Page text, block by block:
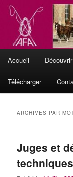
Aller
contenu
principal
Aller
contenu
secondaire
Le site
L'Attelage de
principal
Accueil Découvrir
Télécharger
ARCHIVES PAR
Juges et